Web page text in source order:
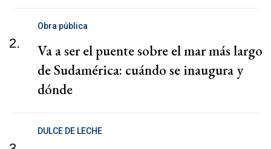
2.
Obra pública
Va a ser el puente sobre el mar más largo
de Sudamérica: cuándo se inaugura y
dónde
DULCE DE LECHE